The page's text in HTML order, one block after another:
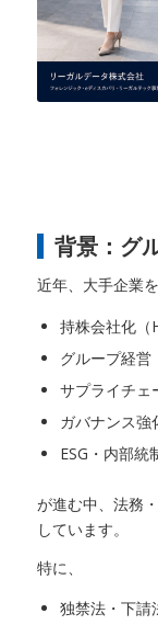
背景：グ
近年、大手企業を
持株会社化（
グループ経営
サプライチェ
ガバナンス強
ESG・内部統
が進む中、法務
しています。
特に、
独禁法・下請